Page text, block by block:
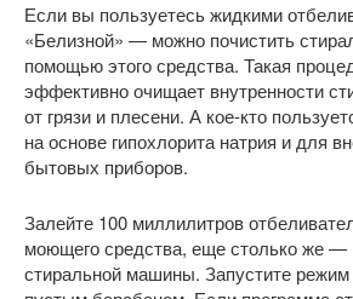
Если вы пользуетесь жидкими
«Белизной» — можно почистить
помощью этого средства. Такая
эффективно очищает внутренности
от грязи и плесени. А кое-кто
на основе гипохлорита натрия и для
бытовых приборов.
Залейте 100 миллилитров
моющего средства, еще столько же —
стиральной машины. Запустите режим